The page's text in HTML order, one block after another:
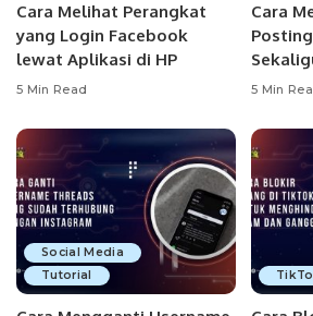
Cara Melihat Perangkat
yang Login Facebook
lewat Aplikasi di HP
5 Min Read
Cara
5 Min
Social Media
Tutorial